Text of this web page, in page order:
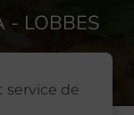
- LOBBES
service de